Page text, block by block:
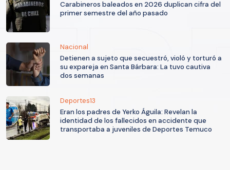
Carabineros baleados en 2026 duplican cifra del
primer semestre del año pasado
Nacional
Detienen a sujeto que secuestró, violó y torturó a
su expareja en Santa Bárbara: La tuvo cautiva
dos semanas
Deportes13
Eran los padres de Yerko Águila: Revelan la
identidad de los fallecidos en accidente que
transportaba a juveniles de Deportes Temuco